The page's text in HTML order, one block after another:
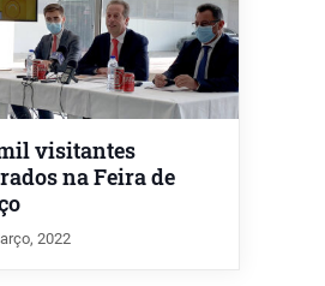
visitantes
na Feira de
2022